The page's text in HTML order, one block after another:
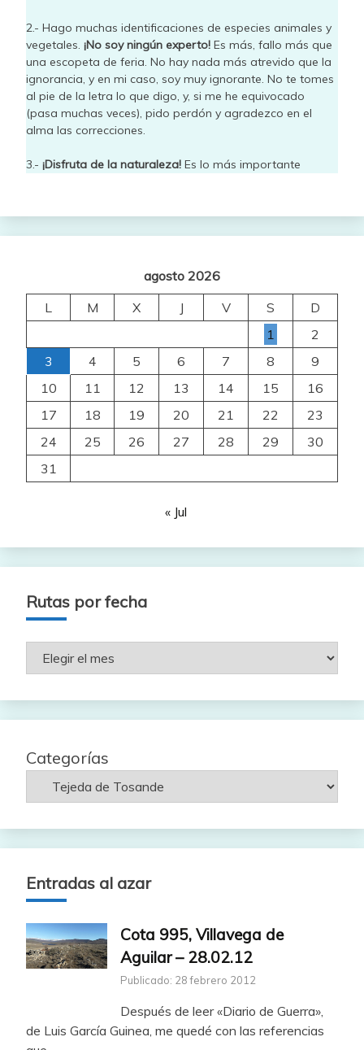
2.- Hago muchas identificaciones de especies animales y
vegetales. ¡No soy ningún experto! Es más, fallo más que
una escopeta de feria. No hay nada más atrevido que la
ignorancia, y en mi caso, soy muy ignorante. No te tomes
al pie de la letra lo que digo, y, si me he equivocado
(pasa muchas veces), pido perdón y agradezco en el
alma las correcciones.
3.- ¡Disfruta de la naturaleza! Es lo más importante
agosto 2026
L
M X J V S
D
1
2
3
4 5 6 7 8
9
10
11 12 13 14 15
16
17
18 19 20 21 22
23
24
25 26 27 28 29
30
31
« Jul
Rutas por fecha
Rutas
Categorías
Entradas al azar
Cota 995, Villavega de
Aguilar – 28.02.12
Publicado: 28 febrero 2012
Después de leer «Diario de Guerra»,
de Luis García Guinea, me quedé con las referencias